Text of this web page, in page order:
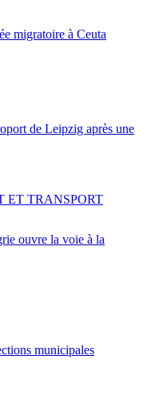
migratoire à Ceuta
de Leipzig après une
ouvre la voie à la
ET TRANSPORT
municipales